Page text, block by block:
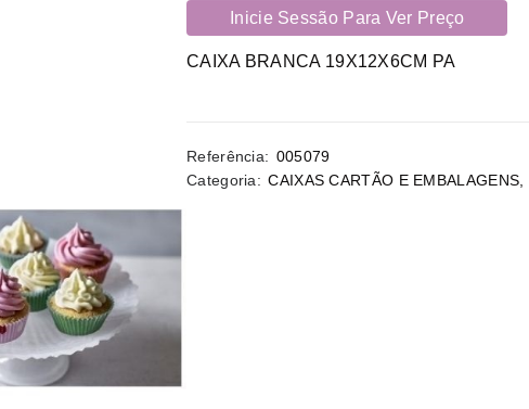
Inicie Sessão Para Ver Preço
CAIXA BRANCA 19X12X6CM PA
Referência: 005079
Categoria: CAIXAS CARTÃO E EMBALAGENS